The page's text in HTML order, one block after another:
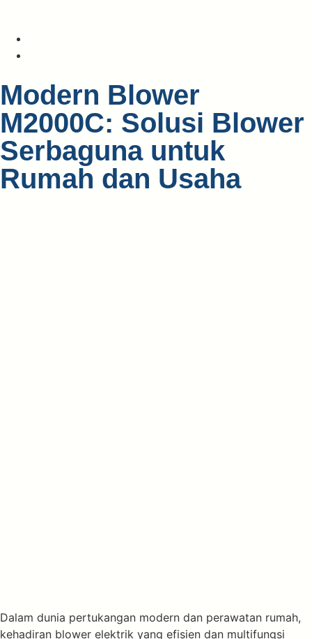
Modern Blower
M2000C: Solusi Blower
Serbaguna untuk
Rumah dan Usaha
Dalam dunia pertukangan modern dan perawatan rumah,
kehadiran blower elektrik yang efisien dan multifungsi